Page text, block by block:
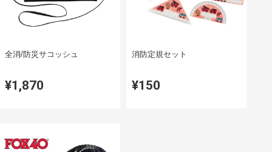
全消/防災サコッシュ
¥1,870
消防定規セット
¥150